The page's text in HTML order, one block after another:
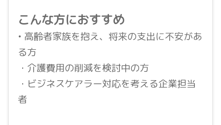
こんな方におすすめ
• 高齢者家族を抱え、将来の支出に不安があ
る方
・介護費用の削減を検討中の方
・ビジネスケアラー対応を考える企業担当
者